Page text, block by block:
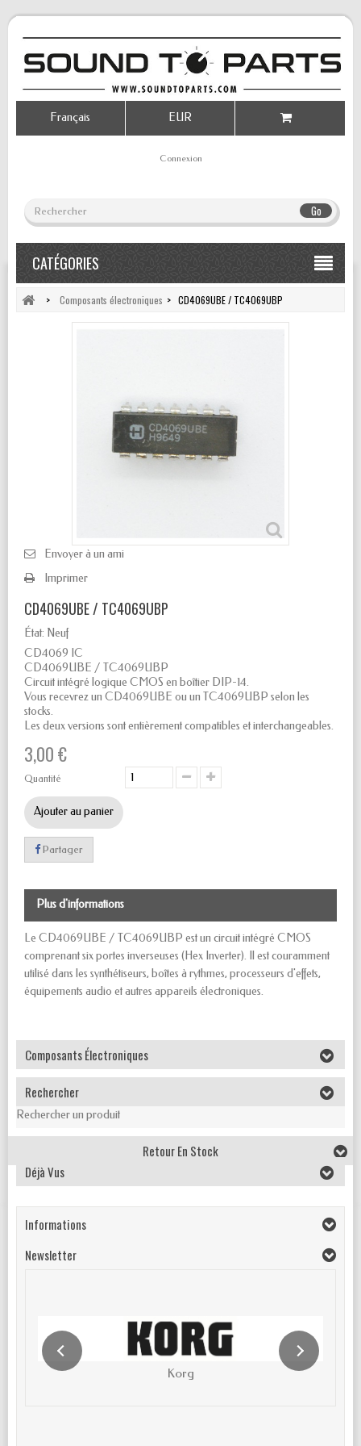
Go
Connexion
EUR
Français
CATÉGORIES
> Composants électroniques > CD4069UBE / TC4069UBP
Envoyer à un ami
Imprimer
CD4069UBE / TC4069UBP
État: Neuf
CD4069 IC
CD4069UBE / TC4069UBP
Circuit intégré logique CMOS en boîtier DIP-14.
Vous recevrez un CD4069UBE ou un TC4069UBP selon les
stocks.
Les deux versions sont entièrement compatibles et interchangeables.
3,00 €
Quantité
Ajouter au panier
Partager
Plus d'informations
Le CD4069UBE / TC4069UBP est un circuit intégré CMOS
comprenant six portes inverseuses (Hex Inverter). Il est couramment
utilisé dans les synthétiseurs, boîtes à rythmes, processeurs d'effets,
équipements audio et autres appareils électroniques.
Composants Électroniques
Rechercher
Rechercher un produit
Retour En Stock
Déjà Vus
Informations
Newsletter
Korg